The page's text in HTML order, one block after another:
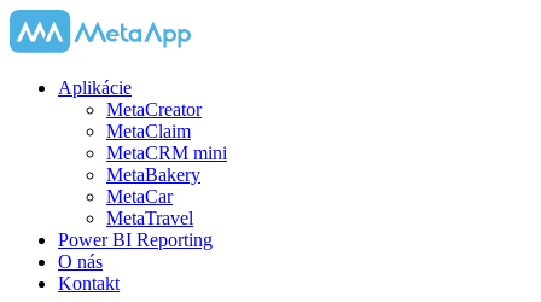
Aplikácie
MetaCreator
MetaClaim
MetaCRM mini
MetaBakery
MetaCar
MetaTravel
Power BI Reporting
O nás
Kontakt